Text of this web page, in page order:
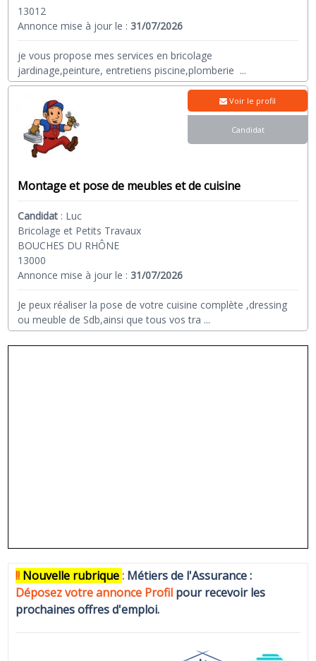
13012
Annonce mise à jour le :31/07/2026
je vous propose mes services en bricolage
jardinage,peinture, entretiens piscine,plomberie ...
Montage et pose de meubles et de cuisine
Candidat : Luc
Bricolage et Petits Travaux
BOUCHES DU RHÔNE
13000
Annonce mise à jour le :31/07/2026
Je peux réaliser la pose de votre cuisine complète ,dressing
ou meuble de Sdb,ainsi que tous vos tra ...
Voir le profil
Candidat
!! Nouvelle rubrique: Métiers de l'Assurance :
Déposez votre annonce Profil pour recevoir les
prochaines offres d'emploi.